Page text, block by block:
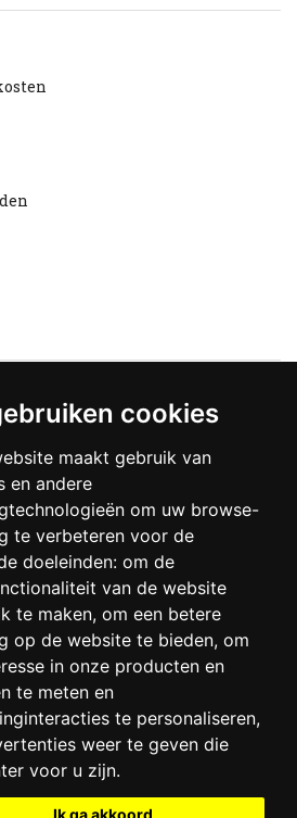
cookies
maakt gebruik van
en andere
om uw browse-
te verbeteren voor de
doeleinden: om de
van de website
te maken, om een betere
op de website te bieden, om
in onze producten en
te meten en
te personaliseren,
weer te geven die
voor u zijn.
Ik ga akkoord